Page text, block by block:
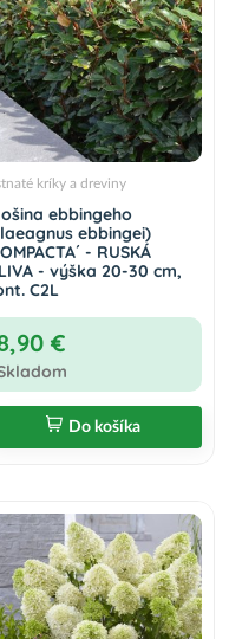
kríky a dreviny
ebbingeho
ebbingei)
- RUSKÁ
- výška 20-30 cm,
C2L
€
Do košíka